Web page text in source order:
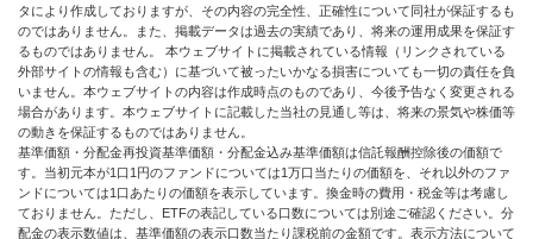
タにより作成しておりますが、その内容の完全性、正確性について同社が保証するも
のではありません。また、掲載データは過去の実績であり、将来の運用成果を保証す
るものではありません。 本ウェブサイトに掲載されている情報（リンクされている
外部サイトの情報も含む）に基づいて被ったいかなる損害についても一切の責任を負
いません。本ウェブサイトの内容は作成時点のものであり、今後予告なく変更される
場合があります。本ウェブサイトに記載した当社の見通し等は、将来の景気や株価等
の動きを保証するものではありません。
基準価額・分配金再投資基準価額・分配金込み基準価額は信託報酬控除後の価額で
す。当初元本が1口1円のファンドについては1万口当たりの価額を、それ以外のファ
ンドについては1口あたりの価額を表示しています。換金時の費用・税金等は考慮し
ておりません。ただし、ETFの表記している口数については別途ご確認ください。分
配金の表示数値は、基準価額の表示口数当たり課税前の金額です。表示方法について